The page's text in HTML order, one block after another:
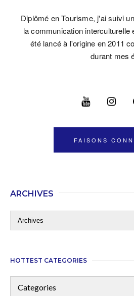
Diplômé en Tourisme, j'ai suivi
la communication
été lancé à l'origine en 2011
durant mes
FAISONS
ARCHIVES
HOTTEST CATEGORIES